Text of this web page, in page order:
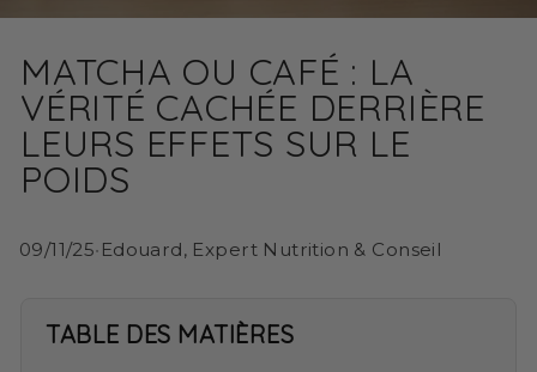
MATCHA OU CAFÉ : LA
VÉRITÉ CACHÉE DERRIÈRE
LEURS EFFETS SUR LE
POIDS
09/11/25• Edouard, Expert Nutrition & Conseil
TABLE DES MATIÈRES